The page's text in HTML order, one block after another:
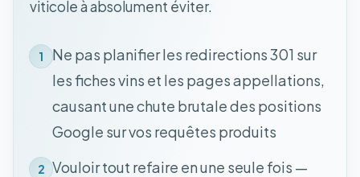
viticole à absolument éviter.
1
Ne pas planifier les redirections 301 sur
les fiches vins et les pages appellations,
causant une chute brutale des positions
Google sur vos requêtes produits
2 Vouloir tout refaire en une seule fois —